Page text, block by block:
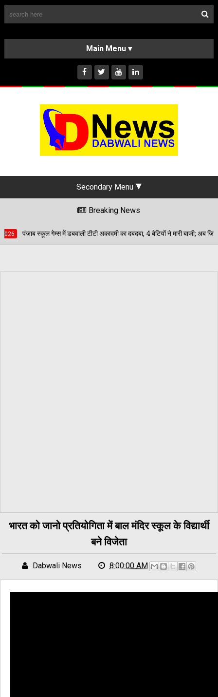
HOME
ABOUT US
INSTAGRAM
Secondary Menu
Breaking News
अकादमी का दबदबा, 4 बेटियों ने मारी बाजी; अब जिला स्तर पर दिखाएंगी दम
भारत को जानो प्रतियोगिता में बाल मंदिर स्कूल के विद्यार्थी
बने विजेता
Dabwali News 8:00:00 AM